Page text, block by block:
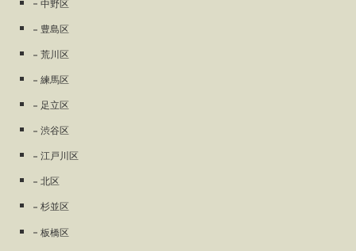
中野区
豊島区
荒川区
練馬区
足立区
渋谷区
江戸川区
北区
杉並区
板橋区